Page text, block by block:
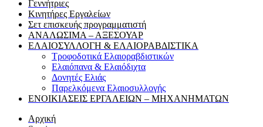
Γεννήτριες
Κινητήρες Εργαλείων
Σετ επισκευής προγραμματιστή
ΑΝΑΛΩΣΙΜΑ – ΑΞΕΣΟΥΑΡ
ΕΛΑΙΟΣΥΛΛΟΓΗ & ΕΛΑΙΟΡΑΒΔΙΣΤΙΚΑ
Τροφοδοτικά Ελαιοραβδιστικών
Ελαιόπανα & Ελαιόδιχτα
Δονητές Ελιάς
Παρελκόμενα Ελαιοσυλλογής
ΕΝΟΙΚΙΑΣΕΙΣ ΕΡΓΑΛΕΙΩΝ – ΜΗΧΑΝΗΜΑΤΩΝ
Αρχική